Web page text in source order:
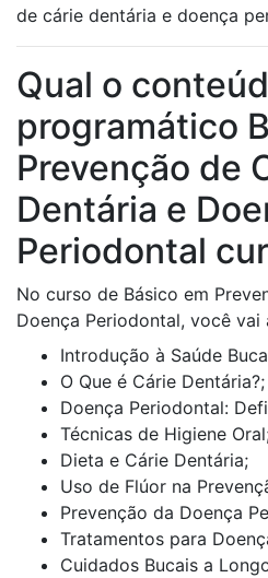
de cárie dentária e doença
Qual o
programático
Prevenção de
Dentária e
Periodontal
No curso de Básico em
Doença Periodontal, você vai
Introdução à Saúde
O Que é Cárie Dentária?;
Doença Periodontal:
Técnicas de Higiene
Dieta e Cárie Dentária;
Uso de Flúor na
Prevenção da Doença
Tratamentos para
Cuidados Bucais a